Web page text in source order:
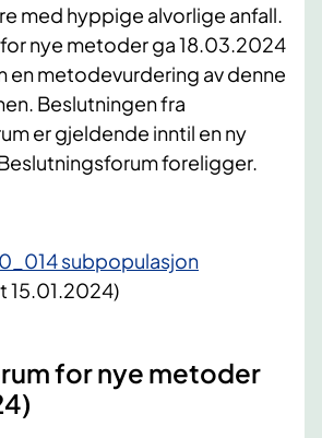
med hyppige alvorlige anfall.
nye metoder ga 18.03.2024
en metodevurdering av denne
Beslutningen fra
er gjeldende inntil en ny
foreligger.
subpopulasjon
15.01.2024)
for nye metoder